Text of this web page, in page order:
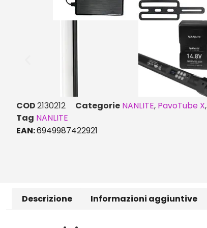
COD2130212 Categorie NANLITE, PavoTube X,
Tag NANLITE
EAN:6949987422921
Descrizione Informazioni aggiuntive